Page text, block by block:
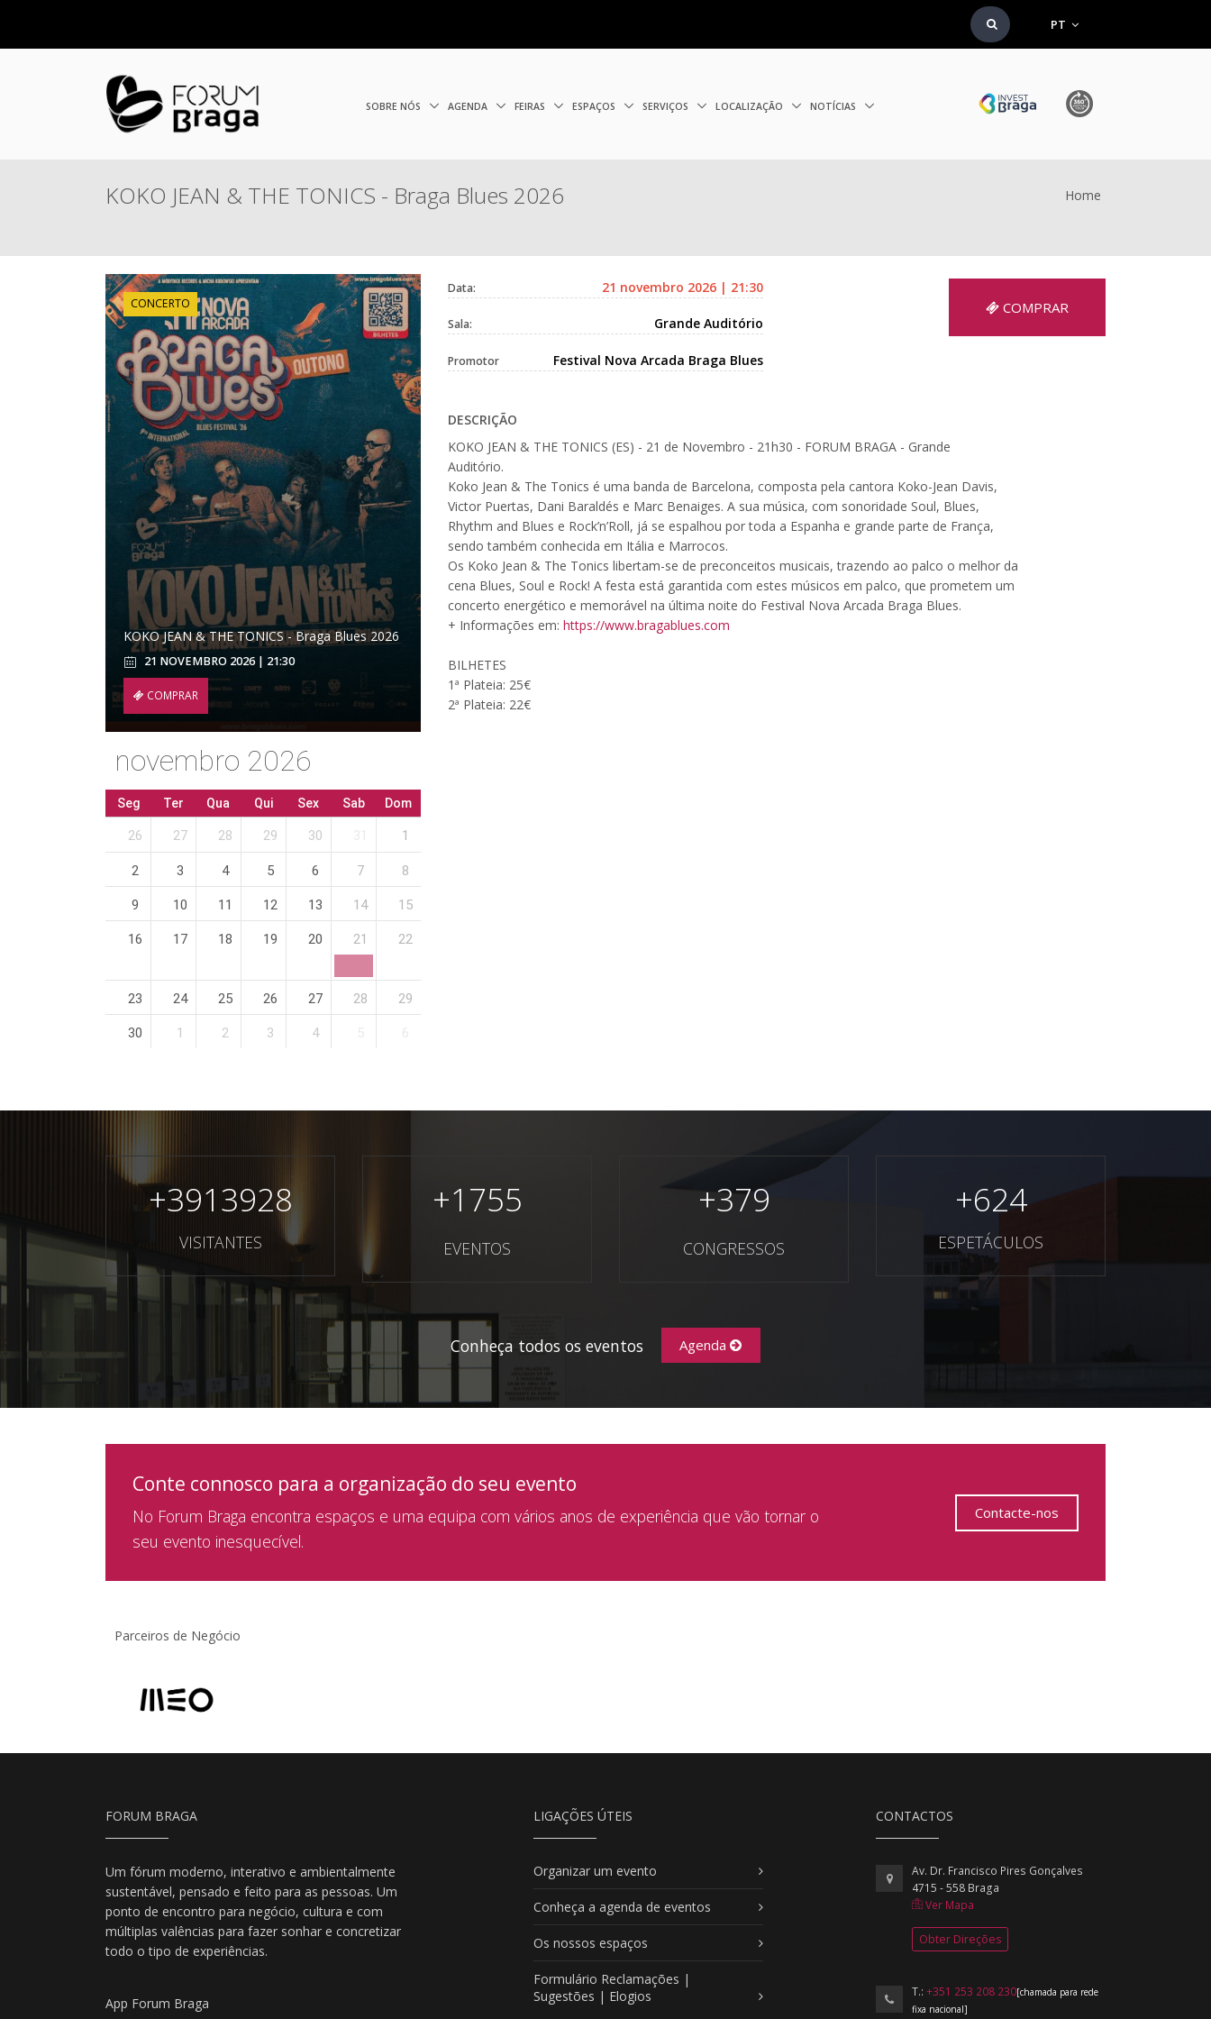
PT
SOBRE NÓS AGENDA FEIRAS ESPAÇOS SERVIÇOS LOCALIZAÇÃO NOTÍCIAS
KOKO JEAN & THE TONICS - Braga Blues 2026 Home
CONCERTO
KOKO JEAN & THE TONICS - Braga Blues 2026
21 NOVEMBRO 2026 | 21:30
COMPRAR
novembro 2026
Seg Ter Qua Qui Sex Sab Dom
26 27 28 29 30 1
2 3 4 5 6 7 8
9 10 11 12 13 14 15
16 17 18 19 20 21 22
23 24 25 26 27 28 29
30 1 2 3 4
Data: 21 novembro 2026 | 21:30
Sala: Grande Auditório
Promotor Festival Nova Arcada Braga Blues
COMPRAR
DESCRIÇÃO
KOKO JEAN & THE TONICS (ES) - 21 de Novembro - 21h30 - FORUM BRAGA - Grande
Auditório.
Koko Jean & The Tonics é uma banda de Barcelona, composta pela cantora Koko-Jean Davis,
Victor Puertas, Dani Baraldés e Marc Benaiges. A sua música, com sonoridade Soul, Blues,
Rhythm and Blues e Rock’n’Roll, já se espalhou por toda a Espanha e grande parte de França,
sendo também conhecida em Itália e Marrocos.
Os Koko Jean & The Tonics libertam-se de preconceitos musicais, trazendo ao palco o melhor da
cena Blues, Soul e Rock! A festa está garantida com estes músicos em palco, que prometem um
concerto energético e memorável na última noite do Festival Nova Arcada Braga Blues.
+ Informações em: https://www.bragablues.com
BILHETES
1ª Plateia: 25€
2ª Plateia: 22€
+3913928
VISITANTES
+1755
EVENTOS
+379
CONGRESSOS
+624
ESPETÁCULOS
Conheça todos os eventos Agenda
Conte connosco para a organização do seu evento
No Forum Braga encontra espaços e uma equipa com vários anos de experiência que vão tornar o
seu evento inesquecível.
Contacte-nos
Parceiros de Negócio
FORUM BRAGA
Um fórum moderno, interativo e ambientalmente
sustentável, pensado e feito para as pessoas. Um
ponto de encontro para negócio, cultura e com
múltiplas valências para fazer sonhar e concretizar
todo o tipo de experiências.
App Forum Braga
LIGAÇÕES ÚTEIS
Organizar um evento
Conheça a agenda de eventos
Os nossos espaços
Formulário Reclamações |
Sugestões | Elogios
CONTACTOS
Av. Dr. Francisco Pires Gonçalves
4715 - 558 Braga
Ver Mapa
Obter Direções
T.: +351 253 208 230[chamada para rede
fixa nacional]